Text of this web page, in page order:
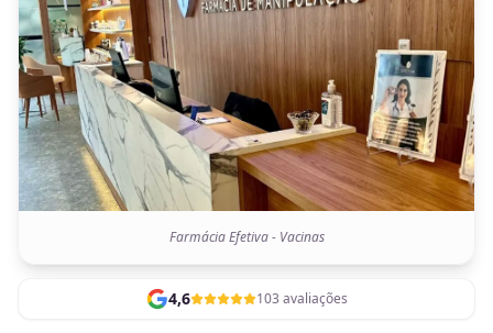
Farmácia Efetiva - Vacinas
4,6 103 avaliações